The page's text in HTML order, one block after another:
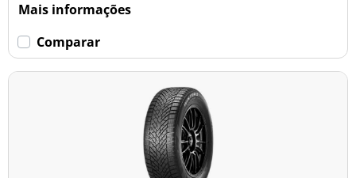
Mais informações
Comparar